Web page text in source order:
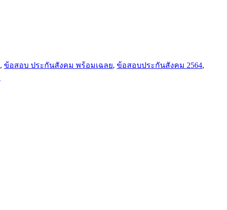
, ข้อสอบ ประกันสังคม พร้อมเฉลย, ข้อสอบประกันสังคม 2564,